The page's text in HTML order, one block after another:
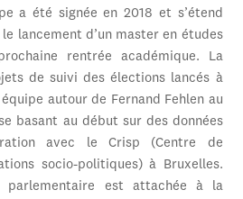
a été signée en 2018 et s’étend
lancement d’un master en études
rentrée académique. La
de suivi des élections lancés à
autour de Fernand Fehlen au
basant au début sur des données
avec le Crisp (Centre de
socio-politiques) à Bruxelles.
parlementaire est attachée à la